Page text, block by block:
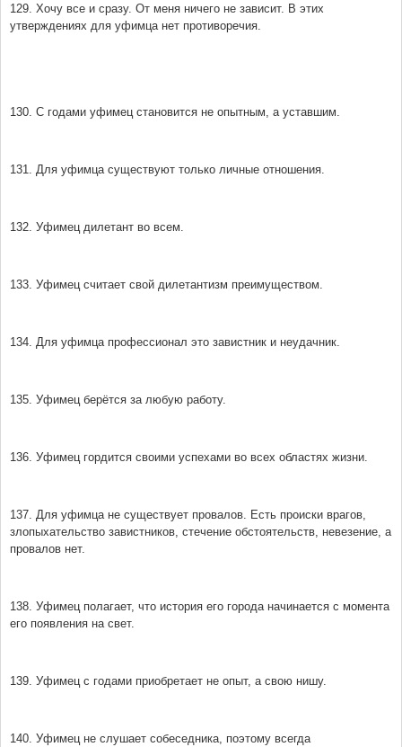
129. Хочу все и сразу. От меня ничего не зависит. В этих
утверждениях для уфимца нет противоречия.
130. С годами уфимец становится не опытным, а уставшим.
131. Для уфимца существуют только личные отношения.
132. Уфимец дилетант во всем.
133. Уфимец считает свой дилетантизм преимуществом.
134. Для уфимца профессионал это завистник и неудачник.
135. Уфимец берётся за любую работу.
136. Уфимец гордится своими успехами во всех областях жизни.
137. Для уфимца не существует провалов. Есть происки врагов,
злопыхательство завистников, стечение обстоятельств, невезение, а
провалов нет.
138. Уфимец полагает, что история его города начинается с момента
его появления на свет.
139. Уфимец с годами приобретает не опыт, а свою нишу.
140. Уфимец не слушает собеседника, поэтому всегда